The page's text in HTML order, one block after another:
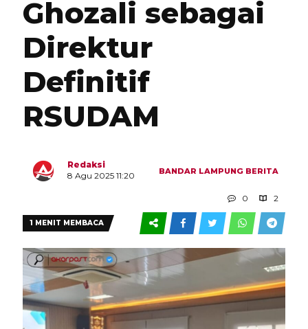
Ghozali sebagai
Direktur
Definitif
RSUDAM
Redaksi
8 Agu 2025 11:20
BANDAR LAMPUNG BERITA
0 2
1 MENIT MEMBACA